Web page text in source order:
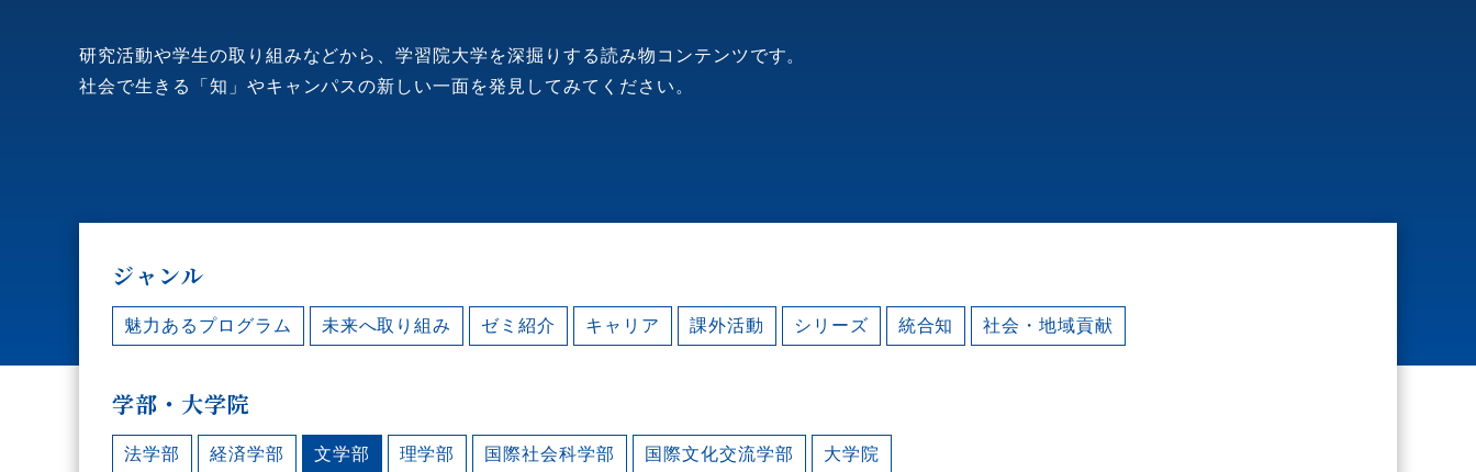
研究活動や学生の取り組みなどから、学習院大学を深掘りする読み物コンテンツです。
社会で生きる「知」やキャンパスの新しい一面を発見してみてください。
ジャンル
魅力あるプログラム 未来へ取り組み ゼミ紹介 キャリア 課外活動 シリーズ 統合知 社会・地域貢献
学部・大学院
法学部 経済学部 文学部 理学部 国際社会科学部 国際文化交流学部 大学院